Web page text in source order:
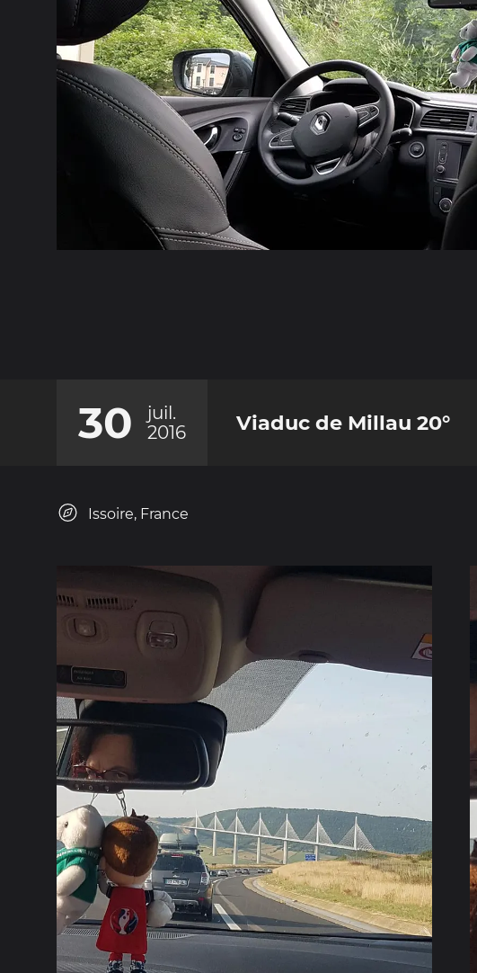
30
juil.
2016
Viaduc de Millau 20°
Issoire, France